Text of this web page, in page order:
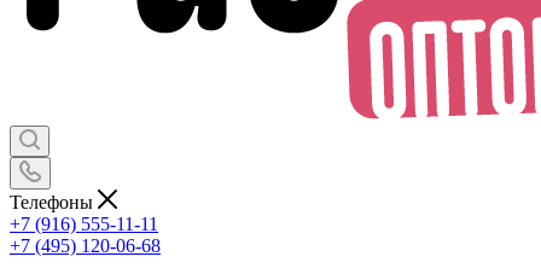
Телефоны
+7 (916) 555-11-11
+7 (495) 120-06-68